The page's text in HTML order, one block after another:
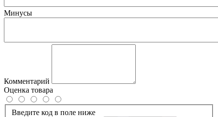
Минусы
Комментарий
Оценка товара
Введите код в поле ниже